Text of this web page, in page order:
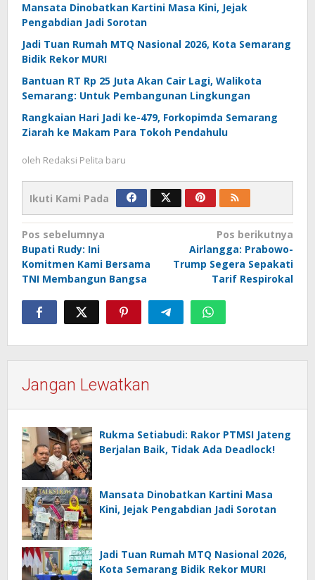
Mansata Dinobatkan Kartini Masa Kini, Jejak
Pengabdian Jadi Sorotan
Jadi Tuan Rumah MTQ Nasional 2026, Kota Semarang
Bidik Rekor MURI
Bantuan RT Rp 25 Juta Akan Cair Lagi, Walikota
Semarang: Untuk Pembangunan Lingkungan
Rangkaian Hari Jadi ke-479, Forkopimda Semarang
Ziarah ke Makam Para Tokoh Pendahulu
oleh Redaksi Pelita baru
Ikuti Kami Pada
Navigasi
pos
Pos sebelumnya
Bupati Rudy: Ini
Komitmen Kami Bersama
TNI Membangun Bangsa
Pos berikutnya
Airlangga: Prabowo-
Trump Segera Sepakati
Tarif Respirokal
Jangan Lewatkan
Rukma Setiabudi: Rakor PTMSI Jateng
Berjalan Baik, Tidak Ada Deadlock!
Mansata Dinobatkan Kartini Masa
Kini, Jejak Pengabdian Jadi Sorotan
Jadi Tuan Rumah MTQ Nasional 2026,
Kota Semarang Bidik Rekor MURI